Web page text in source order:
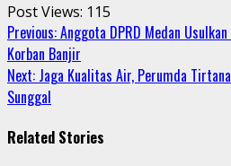
Post Views: 115
Continue
Reading
Previous:Anggota DPRD Medan
Korban Banjir
Next: Jaga Kualitas Air, Perumda
Sunggal
Related Stories